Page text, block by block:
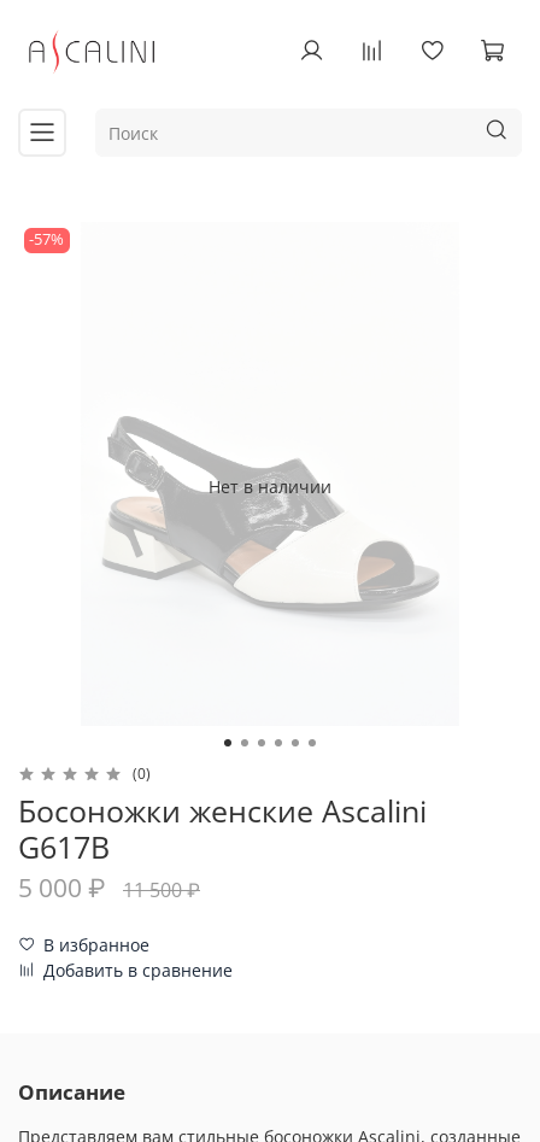
Нет в наличии
-57%
(0)
Босоножки женские Ascalini
G617B
5 000 ₽ 11 500 ₽
В избранное
Добавить в сравнение
Описание
Представляем вам стильные босоножки Ascalini, созданные